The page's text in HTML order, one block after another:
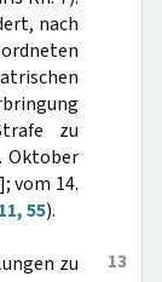
nach
zu
Oktober
vom 14.
55).
13
zu